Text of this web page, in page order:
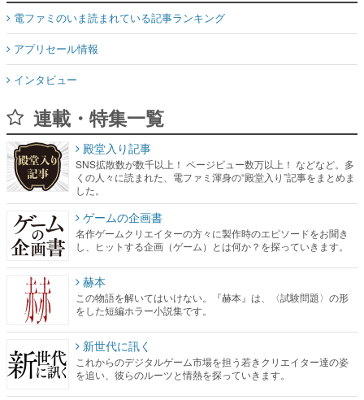
電ファミのいま読まれている記事ランキング
アプリセール情報
インタビュー
連載・特集一覧
殿堂入り記事
SNS拡散数が数千以上！ ページビュー数万以上！ などなど。多
くの人々に読まれた、電ファミ渾身の“殿堂入り”記事をまとめま
した。
ゲームの企画書
名作ゲームクリエイターの方々に製作時のエピソードをお聞き
し、ヒットする企画（ゲーム）とは何か？を探っていきます。
赫本
この物語を解いてはいけない。『赫本』は、〈試験問題〉の形
をした短編ホラー小説集です。
新世代に訊く
これからのデジタルゲーム市場を担う若きクリエイター達の姿
を追い、彼らのルーツと情熱を探っていきます。